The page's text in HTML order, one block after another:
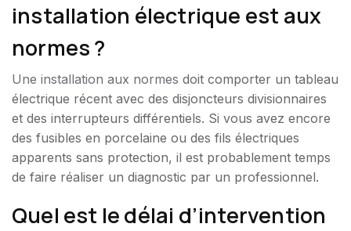
installation électrique est aux
normes ?
Une installation aux normes doit comporter un tableau
électrique récent avec des disjoncteurs divisionnaires
et des interrupteurs différentiels. Si vous avez encore
des fusibles en porcelaine ou des fils électriques
apparents sans protection, il est probablement temps
de faire réaliser un diagnostic par un professionnel.
Quel est le délai d’intervention